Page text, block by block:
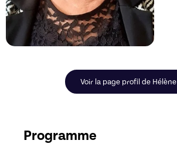
Voir la page profil de Hélène
Programme